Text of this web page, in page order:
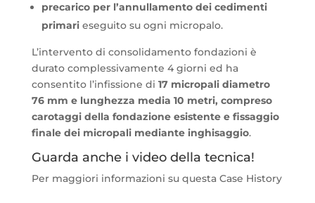
precarico per l’annullamento dei cedimenti
primari eseguito su ogni micropalo.
L’intervento di consolidamento fondazioni è
durato complessivamente 4 giorni ed ha
consentito l’infissione di 17 micropali diametro
76 mm e lunghezza media 10 metri, compreso
carotaggi della fondazione esistente e fissaggio
finale dei micropali mediante inghisaggio.
Guarda anche i video della tecnica!
Per maggiori informazioni su questa Case History